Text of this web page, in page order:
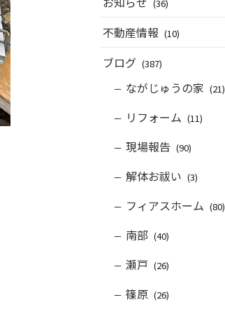
(36)
不動産情報 (10)
ブログ (387)
ながじゅうの家 (21)
リフォーム (11)
現場報告 (90)
解体お祓い (3)
フィアスホーム (80)
南部 (40)
瀬戸 (26)
篠原 (26)